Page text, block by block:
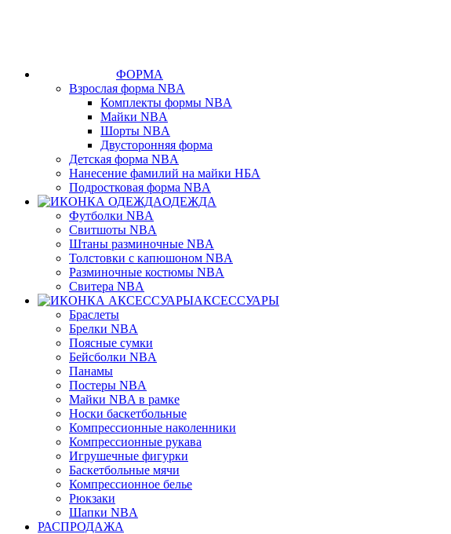
ФОРМА
Взрослая форма NBA
Комплекты формы NBA
Майки NBA
Шорты NBA
Двусторонняя форма
Детская форма NBA
Нанесение фамилий на майки НБА
Подростковая форма NBA
ОДЕЖДА
Футболки NBA
Свитшоты NBA
Штаны разминочные NBA
Толстовки с капюшоном NBA
Разминочные костюмы NBA
Свитера NBA
АКСЕССУАРЫ
Браслеты
Брелки NBA
Поясные сумки
Бейсболки NBA
Панамы
Постеры NBA
Майки NBA в рамке
Носки баскетбольные
Компрессионные наколенники
Компрессионные рукава
Игрушечные фигурки
Баскетбольные мячи
Компрессионное белье
Рюкзаки
Шапки NBA
РАСПРОДАЖА